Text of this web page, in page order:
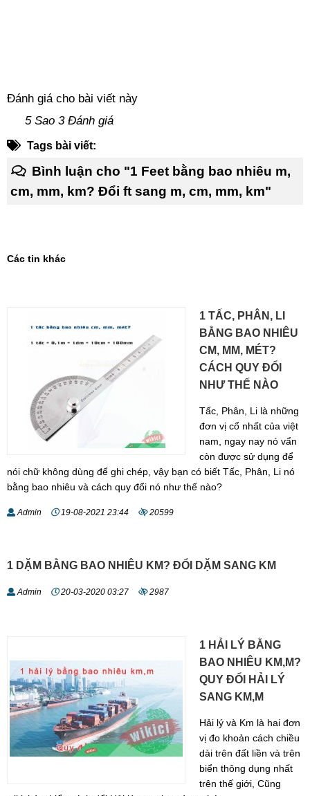
Đánh giá cho bài viết này
5 Sao 3 Đánh giá
Tags bài viết:
Bình luận cho "1 Feet bằng bao nhiêu m,
cm, mm, km? Đổi ft sang m, cm, mm, km"
Các tin khác
1 TẤC, PHÂN, LI
BẰNG BAO NHIÊU
CM, MM, MÉT?
CÁCH QUY ĐỔI
NHƯ THẾ NÀO
Tấc, Phân, Li là những
đơn vị cổ nhất của việt
nam, ngay nay nó vẩn
còn được sử dụng để
nói chữ không dùng để ghi chép, vậy bạn có biết Tấc, Phân, Li nó
bằng bao nhiêu và cách quy đổi nó như thế nào?
Admin 19-08-2021 23:44 20599
1 DẶM BẰNG BAO NHIÊU KM? ĐỔI DẶM SANG KM
Admin 20-03-2020 03:27 2987
1 HẢI LÝ BẰNG
BAO NHIÊU KM,M?
QUY ĐỔI HẢI LÝ
SANG KM,M
Hải lý và Km là hai đơn
vị đo khoản cách chiều
dài trên đất liền và trên
biển thông dụng nhất
trên thế giới, Cũng